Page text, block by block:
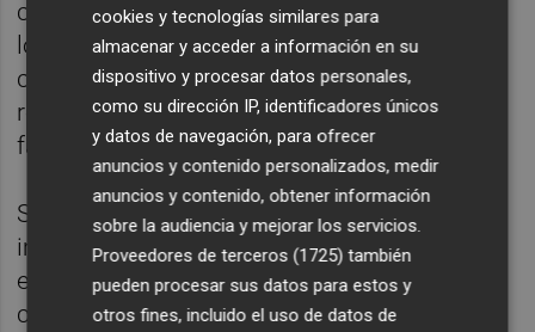
conseller de Sanidad de tener contentos a
los médicos, utilizando a las enfermeras
como escudo para rebajar la carga médica y
reducir las consultas de urgencia a los
facultativos".
SATSE ha subrayado que la medida "se ha
implantado, además, sin incremento de
enfermeras, sin establecer espacios en los
centros de salud para que las enfermeras
cookies y tecnologías similares para
almacenar y acceder a información en su
dispositivo y procesar datos personales,
como su dirección IP, identificadores únicos
y datos de navegación, para ofrecer
anuncios y contenido personalizados, medir
anuncios y contenido, obtener información
sobre la audiencia y mejorar los servicios.
Proveedores de terceros (1725) también
pueden procesar sus datos para estos y
otros fines, incluido el uso de datos de